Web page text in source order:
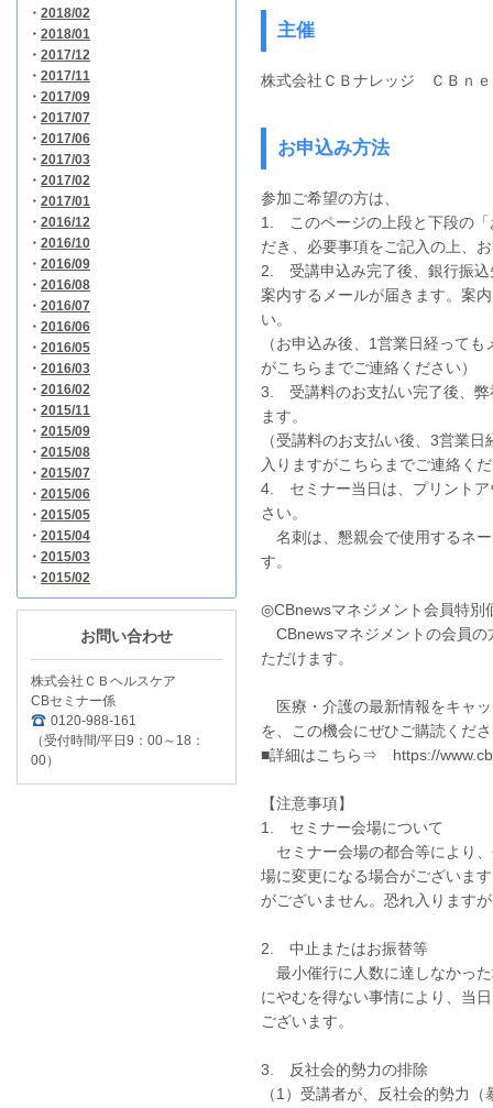
・ 2018/02
・ 2018/01
・ 2017/12
・ 2017/11
・ 2017/09
・ 2017/07
・ 2017/06
・ 2017/03
・ 2017/02
・ 2017/01
・ 2016/12
・ 2016/10
・ 2016/09
・ 2016/08
・ 2016/07
・ 2016/06
・ 2016/05
・ 2016/03
・ 2016/02
・ 2015/11
・ 2015/09
・ 2015/08
・ 2015/07
・ 2015/06
・ 2015/05
・ 2015/04
・ 2015/03
・ 2015/02
お問い合わせ
株式会社ＣＢヘルスケア
CBセミナー係
0120-988-161
（受付時間/平日9：00～18：
00）
主催
株式会社ＣＢナレッジ ＣＢｎｅ
お申込み方法
参加ご希望の方は、
1. このページの上段と下段の「
だき、必要事項をご記入の上、
2. 受講申込み完了後、銀行振込
案内するメールが届きます。案
い。
（お申込み後、1営業日経って
がこちらまでご連絡ください）
3. 受講料のお支払い完了後、弊
ます。
（受講料のお支払い後、3営業
入りますがこちらまでご連絡く
4. セミナー当日は、プリントア
さい。
名刺は、懇親会で使用するネ
す。
◎CBnewsマネジメント会員特別
CBnewsマネジメントの会員の
ただけます。
医療・介護の最新情報をキャ
を、この機会にぜひご購読くだ
■詳細はこちら⇒ https://
【注意事項】
1. セミナー会場について
セミナー会場の都合等により
場に変更になる場合がございま
がございません。恐れ入ります
2. 中止またはお振替等
最小催行に人数に達しなかっ
にやむを得ない事情により、当
ございます。
3. 反社会的勢力の排除
（1）受講者が、反社会的勢力